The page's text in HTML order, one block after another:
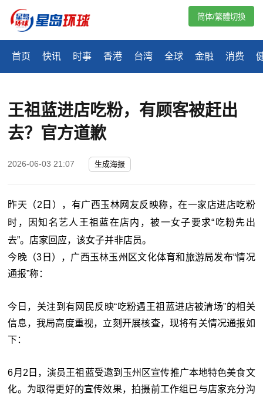
首页 快讯 时事 香港 台湾 全球 金融 消费
简体/繁體切換
王祖蓝进店吃粉，有顾客被赶出
去？官方道歉
2026-06-03 21:07 生成海报
昨天（2日），有广西玉林网友反映称，在一家店进店吃粉
时，因知名艺人王祖蓝在店内，被一女子要求“吃粉先出
去”。店家回应，该女子并非店员。
今晚（3日），广西玉林玉州区文化体育和旅游局发布“情况
通报”称：
今日，关注到有网民反映“吃粉遇王祖蓝进店被清场”的相关
信息，我局高度重视，立刻开展核查，现将有关情况通报如
下：
6月2日，演员王祖蓝受邀到玉州区宣传推广本地特色美食文
化。为取得更好的宣传效果，拍摄前工作组已与店家充分沟